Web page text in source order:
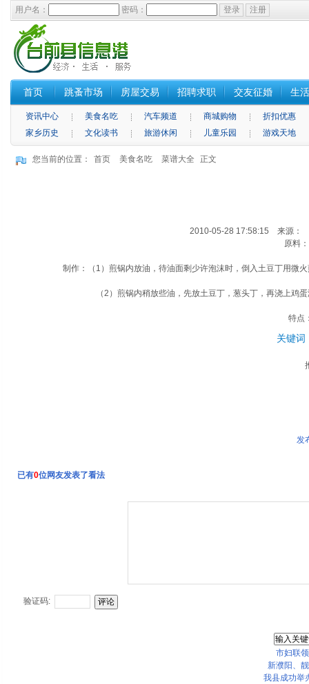
用户名： 密码：
首页 跳蚤市场 房屋交易 招聘求职 交友征婚 生
资讯中心 美食名吃 汽车频道 商城购物
折扣优惠
家乡历史
文化读书 旅游休闲 儿童乐园 游戏天地
您当前的位置： 首页 美食名吃 菜谱大全 正文
2010-05-28 17:58:15 来源：
原料
制作：（1）煎锅内放油，待油面剩少许泡沫时，倒入土豆丁用微
（2）煎锅内稍放些油，先放土豆丁，葱头丁，再浇上鸡
特点
关键词
发
已有0位网友发表了看法
验证码:
市妇联
新濮阳、
我县成功举